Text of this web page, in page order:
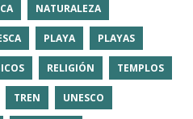
NATURALEZA
PLAYA PLAYAS
RELIGIÓN TEMPLOS
TREN UNESCO